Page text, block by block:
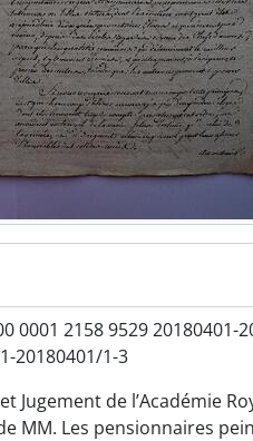
0001 2158 9529 20180401-
20180401/1-3
Jugement de l’Académie
MM. Les pensionnaires